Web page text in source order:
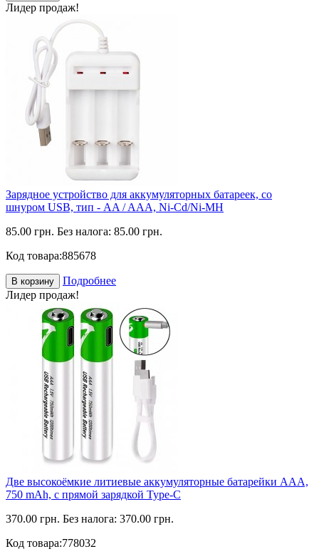
Лидер продаж!
Зарядное устройство для аккумуляторных батареек, со
шнуром USB, тип - AA / AAA, Ni-Cd/Ni-MH
85.00 грн. Без налога: 85.00 грн.
Код товара:885678
В корзину
Подробнее
Лидер продаж!
Две высокоёмкие литиевые аккумуляторные батарейки ААА,
750 mAh, с прямой зарядкой Type-C
370.00 грн. Без налога: 370.00 грн.
Код товара:778032